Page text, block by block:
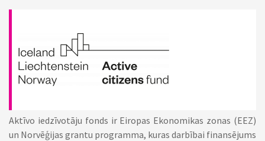
Aktīvo iedzīvotāju fonds ir Eiropas Ekonomikas zonas (EEZ)
un Norvēģijas grantu programma, kuras darbībai finansējums